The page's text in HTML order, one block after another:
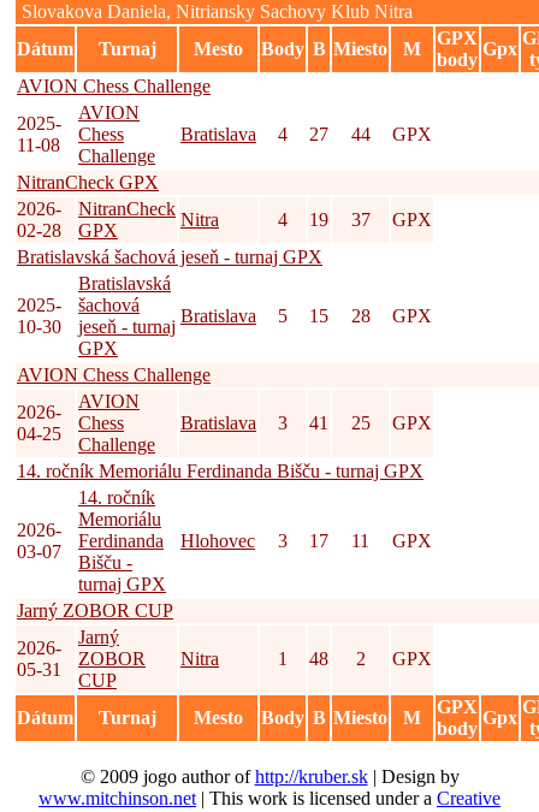
Slovakova Daniela, Nitriansky Sachovy Klub Nitra
Dátum
Turnaj Mesto Body B Miesto M
GPX
body
Gpx
AVION Chess Challenge
2025-
11-08
AVION
Chess
Challenge
Bratislava 4 27 44 GPX
NitranCheck GPX
2026-
02-28
NitranCheck
GPX
Nitra 4 19 37
GPX
Bratislavská šachová jeseň - turnaj GPX
2025-
10-30
Bratislavská
šachová
jeseň - turnaj
GPX
Bratislava 5 15 28 GPX
AVION Chess Challenge
2026-
04-25
AVION
Chess
Challenge
Bratislava 3 41 25 GPX
14. ročník Memoriálu Ferdinanda Bišču - turnaj GPX
2026-
03-07
14. ročník
Memoriálu
Ferdinanda
Bišču -
turnaj GPX
Hlohovec 3 17 11 GPX
Jarný ZOBOR CUP
2026-
05-31
Jarný
ZOBOR
CUP
Nitra 1 48 2 GPX
Dátum Turnaj Mesto Body B Miesto M
GPX
body
Gpx
© 2009 jogo author ofhttp://kruber.sk| Design by
www.mitchinson.net | This work is licensed under a Creative